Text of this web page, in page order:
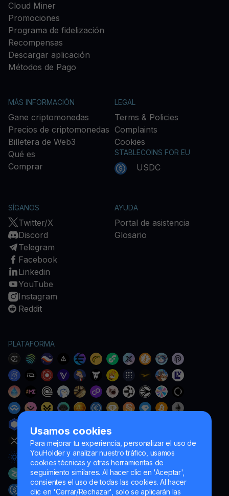
Usamos cookies
Para mejorar tu experiencia, personalizar el uso de
YouHolder y analizar nuestro tráfico, usamos
cookies técnicas y otras herramientas de
seguimiento similares. Al hacer clic en 'Aceptar',
consientes el uso de todas las cookies. Al hacer
clic en 'Cerrar/Rechazar', solo se aplicarán las
Cloud Miner
Promociones
Programa de fidelización
Recompensas
Descargar aplicación
Métodos de Pago
MÁS INFORMACIÓN
Gane criptomonedas
Precios de criptomonedas
Billetera de Web3
Qué es
Comprar
LEGAL
Terms & Policies
Complaints
Cookies
STABLECOINS FOR EU
USDC
SÍGANOS
Twitter/X
Discord
Telegram
Facebook
Linkedin
YouTube
Instagram
Reddit
AYUDA
Portal de asistencia
Glosario
PLATAFORMA